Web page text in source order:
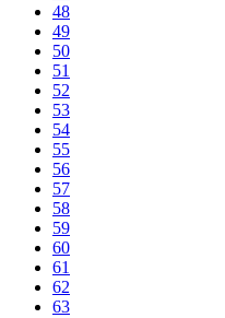
48
49
50
51
52
53
54
55
56
57
58
59
60
61
62
63